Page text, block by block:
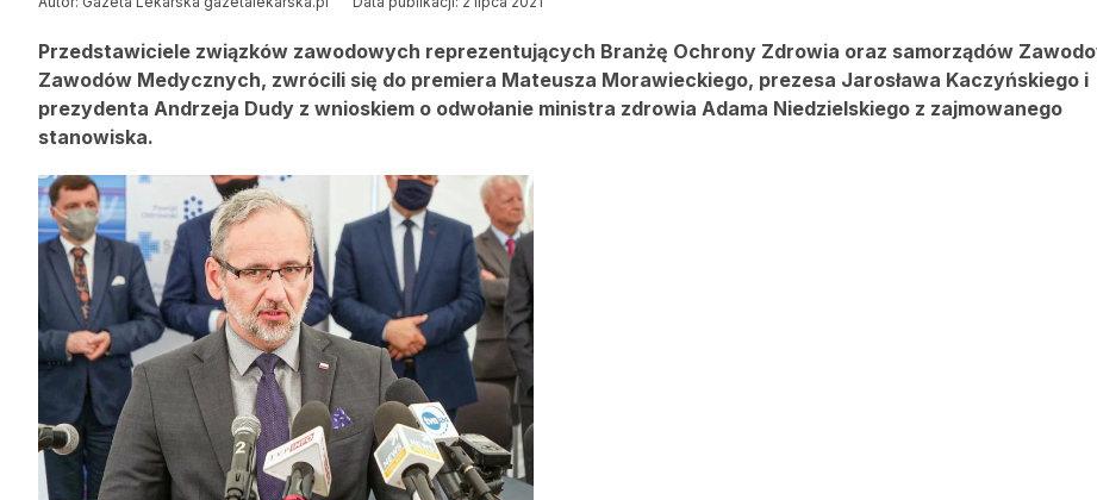
Przedstawiciele związków zawodowych reprezentujących Branżę Ochrony Zdrowia oraz samorządów
Zawodów Medycznych, zwrócili się do premiera Mateusza Morawieckiego, prezesa Jarosława Kaczyńskiego i
prezydenta Andrzeja Dudy z wnioskiem o odwołanie ministra zdrowia Adama Niedzielskiego z zajmowanego
stanowiska.